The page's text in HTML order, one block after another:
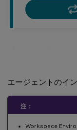
エージェントのイ
注：
Workspace